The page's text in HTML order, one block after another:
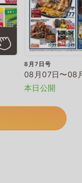
8月7日号
08月07日〜08
本日公開